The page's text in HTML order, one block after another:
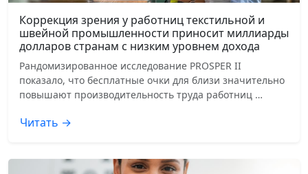
Коррекция зрения у работниц текстильной и
швейной промышленности приносит миллиарды
долларов странам с низким уровнем дохода
Рандомизированное исследование PROSPER II
показало, что бесплатные очки для близи значительно
повышают производительность труда работниц …
Читать →